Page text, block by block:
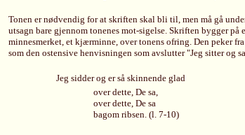
Tonen er nødvendig for at skriften skal bli til, men må gå
utsagn bare gjennom tonenes mot-sigelse. Skriften bygger
minnesmerket, et kjærminne, over tonens ofring. Den peker
som den ostensive henvisningen som avslutter "Jeg sitter og
Jeg sidder og er så skinnende glad
over dette, De sa,
over dette, De sa
bagom ribsen. (l. 7-10)